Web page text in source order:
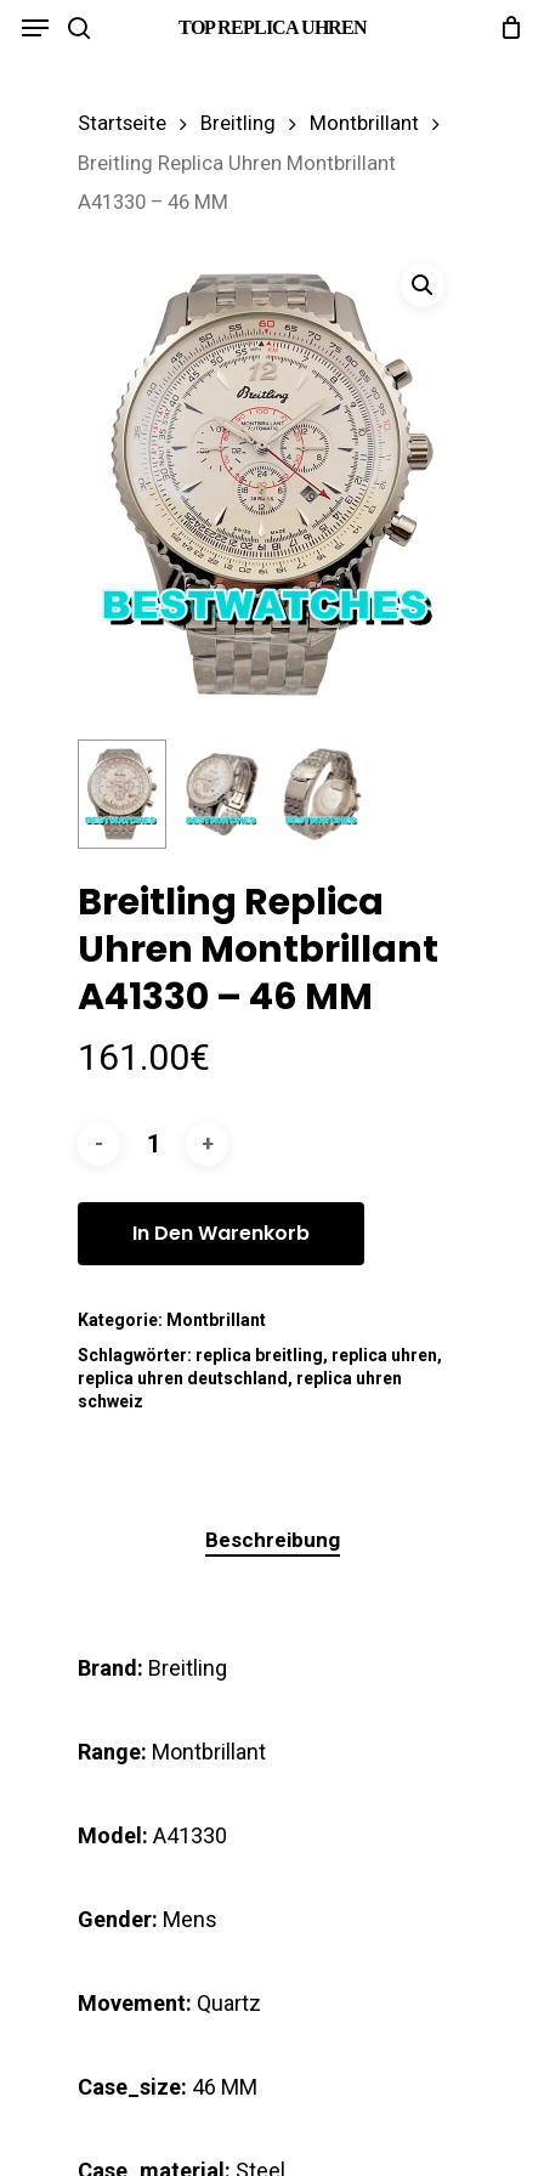
Skip
TOP REPLICA UHREN
Menu
Startseite Breitling
Montbrillant
Breitling Replica Uhren Montbrillant
A41330 – 46 MM
Breitling Replica
Uhren Montbrillant
A41330 – 46 MM
161.00€
In Den Warenkorb
Kategorie: Montbrillant
Schlagwörter: replica breitling, replica uhren,
replica uhren deutschland , replica uhren
schweiz
Beschreibung
Brand: Breitling
Range: Montbrillant
Model: A41330
Gender: Mens
Movement: Quartz
Case_size: 46 MM
Case_material: Steel